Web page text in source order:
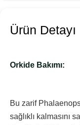
Ürün Detayı
Orkide Bakımı:
Bu zarif
sağlıklı kalmasını